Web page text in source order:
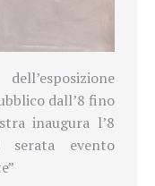
dall’8 fino
inaugura l’8
serata evento